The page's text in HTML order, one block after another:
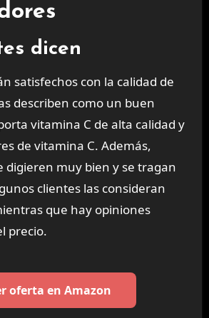
dicen
satisfechos con la calidad de
describen como un buen
vitamina C de alta calidad y
de vitamina C. Además,
digieren muy bien y se tragan
clientes las consideran
que hay opiniones
precio.
oferta en Amazon